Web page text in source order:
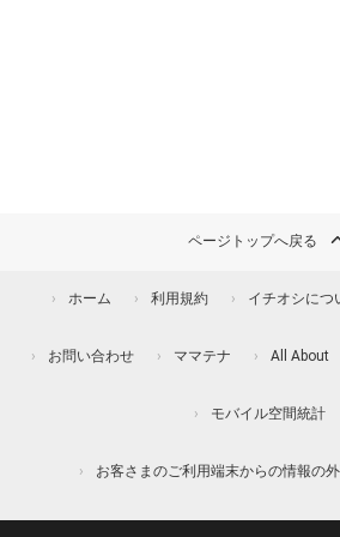
ページトップへ戻る
ホーム 利用規約 イチオシにつ
お問い合わせ ママテナ All About
モバイル空間統計
お客さまのご利用端末からの情報の